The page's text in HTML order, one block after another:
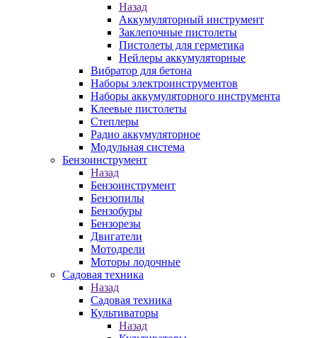
Назад
Аккумуляторный инструмент
Заклепочные пистолеты
Пистолеты для герметика
Нейлеры аккумуляторные
Вибратор для бетона
Наборы электроинструментов
Наборы аккумуляторного инструмента
Клеевые пистолеты
Степлеры
Радио аккумуляторное
Модульная система
Бензоинструмент
Назад
Бензоинструмент
Бензопилы
Бензобуры
Бензорезы
Двигатели
Мотодрели
Моторы лодочные
Садовая техника
Назад
Садовая техника
Культиваторы
Назад